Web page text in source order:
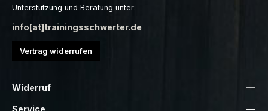
Unterstützung und Beratung unter:
info[at]trainingsschwerter.de
Vertrag widerrufen
Widerruf
Service